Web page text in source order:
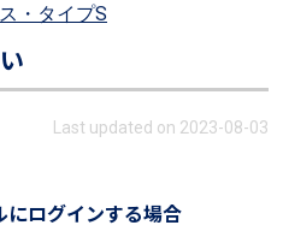
・タイプS
Last updated on 2023-08-03
ログインする場合